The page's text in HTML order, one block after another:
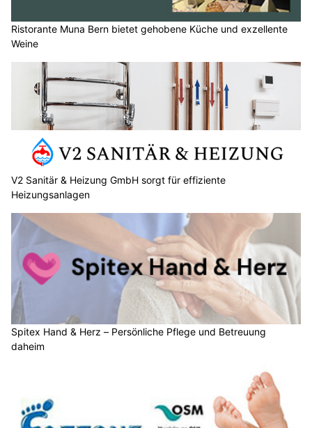
Ristorante Muna Bern bietet gehobene Küche und exzellente
Weine
V2 Sanitär & Heizung GmbH sorgt für effiziente
Heizungsanlagen
Spitex Hand & Herz – Persönliche Pflege und Betreuung
daheim